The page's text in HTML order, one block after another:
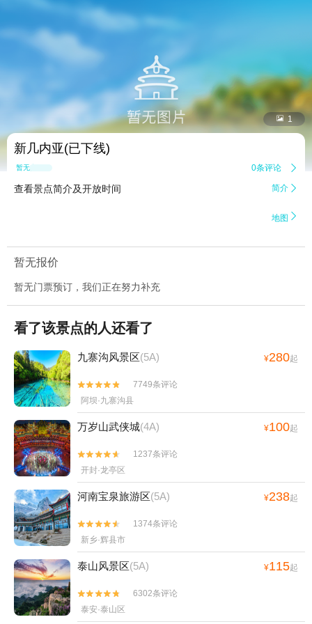
 1
新几内亚(已下线)
暂无点评 0条评论 
查看景点简介及开放时间 简介 
地图 
暂无报价
暂无门票预订，我们正在努力补充
看了该景点的人还看了
九寨沟风景区(5A) ¥280起


7749条评论
阿坝·九寨沟县
万岁山武侠城(4A) ¥100起


1237条评论
开封·龙亭区
河南宝泉旅游区(5A) ¥238起


1374条评论
新乡·辉县市
泰山风景区(5A) ¥115起


6302条评论
泰安·泰山区